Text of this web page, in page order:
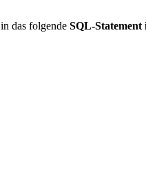
in das folgende SQL-